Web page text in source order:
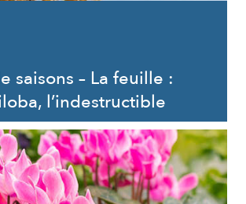
saisons – La feuille :
l’indestructible